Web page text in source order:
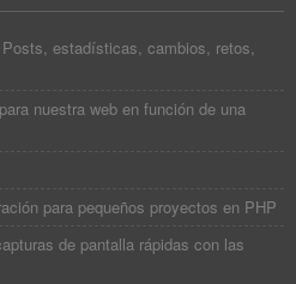
Posts, estadísticas, cambios, retos,
nuestra web en función de una
para pequeños proyectos en PHP
de pantalla rápidas con las